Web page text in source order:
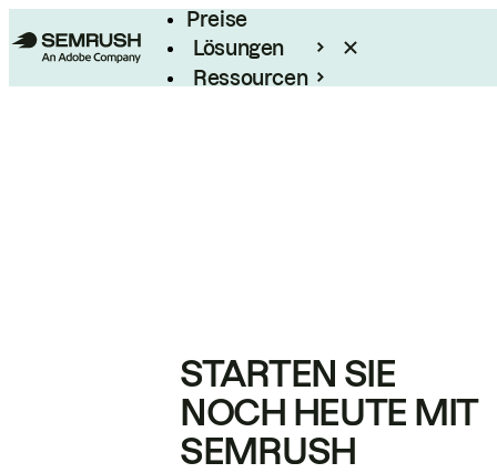
Preise
Lösungen
Ressourcen
STARTEN SIE
NOCH HEUTE MIT
SEMRUSH